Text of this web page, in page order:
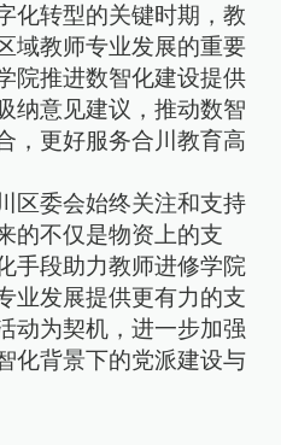
化转型的关键时期，教
域教师专业发展的重要
院推进数智化建设提供
纳意见建议，推动数智
，更好服务合川教育高
区委会始终关注和支持
的不仅是物资上的支
手段助力教师进修学院
业发展提供更有力的支
动为契机，进一步加强
化背景下的党派建设与